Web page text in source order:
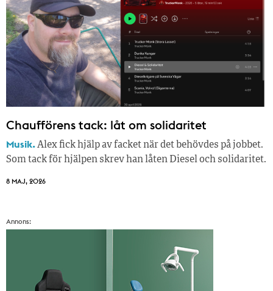
Chaufförens tack: låt om solidaritet
Musik.Alex fick hjälp av facket när det behövdes på jobbet.
Som tack för hjälpen skrev han låten Diesel och solidaritet.
8 MAJ, 2026
Annons: